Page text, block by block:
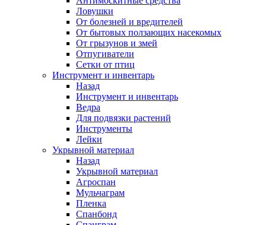
Ловушки
От болезней и вредителей
От бытовых ползающих насекомых
От грызунов и змей
Отпугиватели
Сетки от птиц
Инструмент и инвентарь
Назад
Инструмент и инвентарь
Ведра
Для подвязки растений
Инструменты
Лейки
Укрывной материал
Назад
Укрывной материал
Агроспан
Мульчаграм
Пленка
Спанбонд